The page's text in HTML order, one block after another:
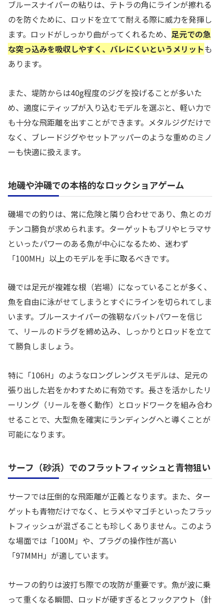
ブルースナイパーの粘りは、テトラの角にラインが擦れる
のを防ぐために、ロッドを立てて耐える際に威力を発揮し
ます。ロッドがしっかり曲がってくれるため、 足元での急
な突っ込みを吸収しやすく、バレにくいというメリットも
あります。
また、堤防からは40g程度のジグを投げることが多いた
め、適度にティップが入り込むモデルを選ぶと、軽い力で
も十分な飛距離を出すことができます。メタルジグだけで
なく、ブレードジグやセットアッパーのような重めのミノ
ーも快適に扱えます。
地磯や沖磯での本格的なロックショアゲーム
磯場での釣りは、常に危険と隣り合わせであり、魚とのガ
チンコ勝負が求められます。ターゲットもブリやヒラマサ
といったパワーのある魚が中心になるため、迷わず
「100MH」以上のモデルを手に取るべきです。
磯では足元が複雑な根（岩場）になっていることが多く、
魚を自由に泳がせてしまうとすぐにラインを切られてしま
います。ブルースナイパーの強靭なバットパワーを信じ
て、リールのドラグを締め込み、しっかりとロッドを立て
て勝負しましょう。
特に「106H」のようなロングレングスモデルは、足元の
張り出した岩をかわすために有効です。長さを活かしたリ
ーリング（リールを巻く動作）とロッドワークを組み合わ
せることで、大型魚を確実にランディングへと導くことが
可能になります。
サーフ（砂浜）でのフラットフィッシュと青物狙い
サーフでは圧倒的な飛距離が正義となります。また、ター
ゲットも青物だけでなく、ヒラメやマゴチといったフラッ
トフィッシュが混ざることも珍しくありません。このよう
な場面では「100M」や、プラグの操作性が高い
「97MMH」が適しています。
サーフの釣りは波打ち際での攻防が重要です。魚が波に乗
って重くなる瞬間、ロッドが硬すぎるとフックアウト（針